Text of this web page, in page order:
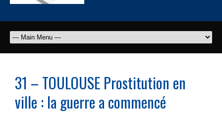
31 – TOULOUSE Prostitution en
ville : la guerre a commencé